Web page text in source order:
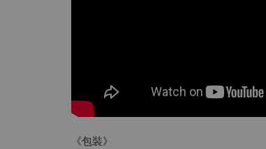
《包裝》